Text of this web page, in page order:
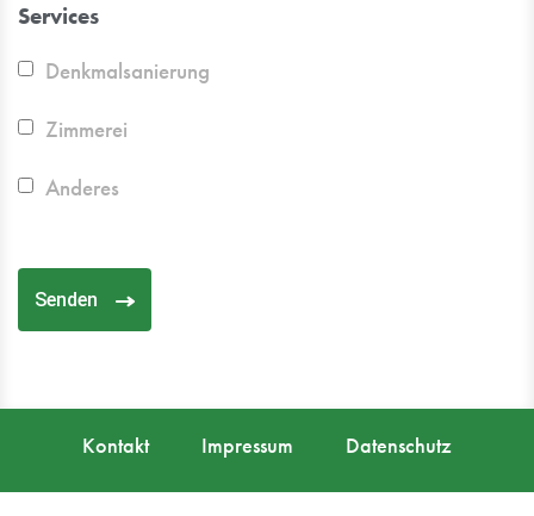
Services
Denkmalsanierung
Zimmerei
Anderes
Senden
Kontakt Impressum Datenschutz